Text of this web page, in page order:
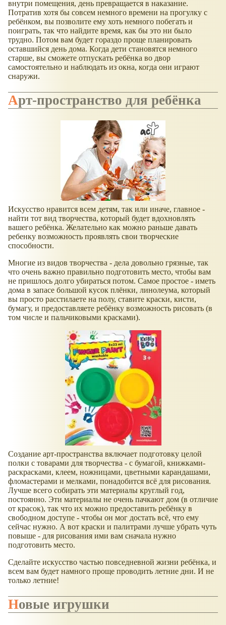
внутри помещения, день превращается в наказание.
Потратив хотя бы совсем немного времени на прогулку с
ребёнком, вы позволите ему хоть немного побегать и
поиграть, так что найдите время, как бы это ни было
трудно. Потом вам будет гораздо проще планировать
оставшийся день дома. Когда дети становятся немного
старше, вы сможете отпускать ребёнка во двор
самостоятельно и наблюдать из окна, когда они играют
снаружи.
Арт-пространство для ребёнка
Искусство нравится всем детям, так или иначе, главное -
найти тот вид творчества, который будет вдохновлять
вашего ребёнка. Желательно как можно раньше давать
ребенку возможность проявлять свои творческие
способности.
Многие из видов творчества - дела довольно грязные, так
что очень важно правильно подготовить место, чтобы вам
не пришлось долго убираться потом. Самое простое - иметь
дома в запасе большой кусок плёнки, линолеума, который
вы просто расстилаете на полу, ставите краски, кисти,
бумагу, и предоставляете ребёнку возможность рисовать (в
том числе и пальчиковыми красками).
Создание арт-пространства включает подготовку целой
полки с товарами для творчества - с бумагой, книжками-
раскрасками, клеем, ножницами, цветными карандашами,
фломастерами и мелками, понадобится всё для рисования.
Лучше всего собирать эти материалы круглый год,
постоянно. Эти материалы не очень пачкают дом (в отличие
от красок), так что их можно предоставить ребёнку в
свободном доступе - чтобы он мог достать всё, что ему
сейчас нужно. А вот краски и палитрами лучше убрать чуть
повыше - для рисования ими вам сначала нужно
подготовить место.
Сделайте искусство частью повседневной жизни ребёнка, и
всем вам будет намного проще проводить летние дни. И не
только летние!
Новые игрушки